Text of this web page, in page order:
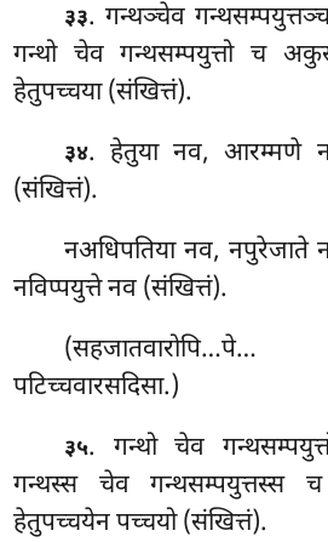
३३. गन्थञ्चेव
गन्थो चेव गन्थसम्पयुत्तो च
हेतुपच्चया (संखित्तं).
३४. हेतुया नव, आरम्मणे
(संखित्तं).
नअधिपतिया नव,
नविप्पयुत्ते नव (संखित्तं).
(सहजातवारोपि…पे…
पटिच्चवारसदिसा.)
३५. गन्थो चेव
गन्थस्स चेव गन्थसम्पयुत्तस्स
हेतुपच्चयेन पच्चयो (संखित्तं).